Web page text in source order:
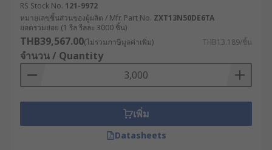
หลักการทำงานและหน้าที่
ของทรานซิสเตอร์
โดยทั่วไป ทรานซิสเตอร์ทำ 2 หน้าที่หลักด้วยกัน ได้แก่
สวิตช์เปิด-ปิดในวงจรดิจิทัลได้
การขยาย : ใช้ในการขยายสัญญาณไฟฟ้าใน
วงจรแอนะล็อก รวมทั้งการขยายเสียงด้วย
RS Stock No. 121-9972
หมายเลขชิ้นส่วนของผู้ผลิต / Mfr. Part No. ZXT13N50DE6TA
ยอดรวมย่อย (1 รีล รีลละ 3000 ชิ้น)
THB39,567.00(ไม่รวมภาษีมูลค่าเพิ่ม) THB13.189/ชิ้น
จำนวน / Quantity
เพิ่ม
Datasheets